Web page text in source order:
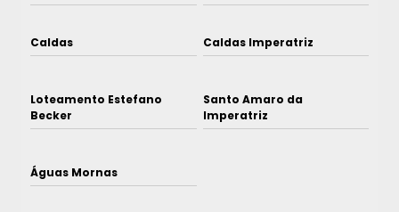
Caldas Caldas Imperatriz
Loteamento Estefano
Becker
Santo Amaro da
Imperatriz
Águas Mornas